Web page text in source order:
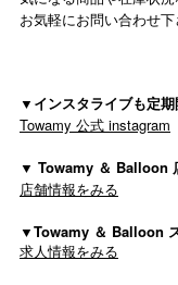
お気軽にお問い合わせ下
▼インスタライブも定期
Towamy 公式 instagram
▼ Towamy ＆ Balloon
店舗情報をみる
▼Towamy ＆ Balloon
求人情報をみる